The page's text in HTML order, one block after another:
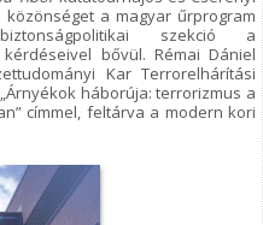
a magyar űrprogram
szekció a
bővül. Rémai Dániel
Kar Terrorelhárítási
háborúja: terrorizmus a
címmel, feltárva a modern kori